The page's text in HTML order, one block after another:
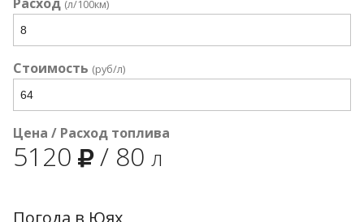
(л/100км)
Стоимость (руб/л)
Цена / Расход топлива
5120 / 80 л
Погода в Юях